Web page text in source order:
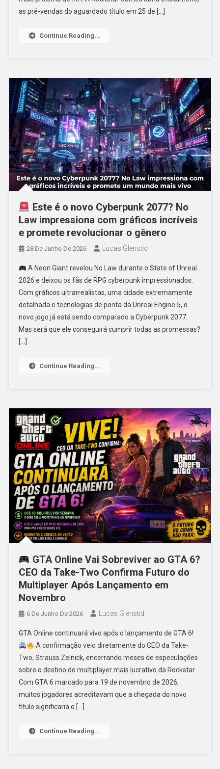
as pré-vendas do aguardado título em 25 de […]
Continue Reading...
Este é o novo Cyberpunk 2077? No
Law impressiona com gráficos incríveis
e promete revolucionar o gênero
28 De Junho De 2026 Lucas Glenstid
A Neon Giant revelou No Law durante o State of Unreal
2026 e deixou os fãs de RPG cyberpunk impressionados.
Com gráficos ultrarrealistas, uma cidade extremamente
detalhada e tecnologias de ponta da Unreal Engine 5, o
novo jogo já está sendo comparado a Cyberpunk 2077.
Mas será que ele conseguirá cumprir todas as promessas?
[…]
Continue Reading...
GTA Online Vai Sobreviver ao GTA 6?
CEO da Take-Two Confirma Futuro do
Multiplayer Após Lançamento em
Novembro
6 De Junho De 2026 Lucas Glenstid
GTA Online continuará vivo após o lançamento de GTA 6!
A confirmação veio diretamente do CEO da Take-
Two, Strauss Zelnick, encerrando meses de especulações
sobre o destino do multiplayer mais lucrativo da Rockstar.
Com GTA 6 marcado para 19 de novembro de 2026,
muitos jogadores acreditavam que a chegada do novo
título significaria o […]
Continue Reading...